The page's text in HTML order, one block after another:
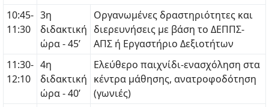
10:45-
11:30
3η
διδακτική
ώρα - 45’
Οργανωμένες δραστηριότητες και
διερευνήσεις με βάση το ΔΕΠΠΣ-
ΑΠΣ ή Εργαστήριο Δεξιοτήτων
11:30-
12:10
4η
διδακτική
ώρα - 40’
Ελεύθερο παιχνίδι-ενασχόληση στα
κέντρα μάθησης, ανατροφοδότηση
(γωνιές)